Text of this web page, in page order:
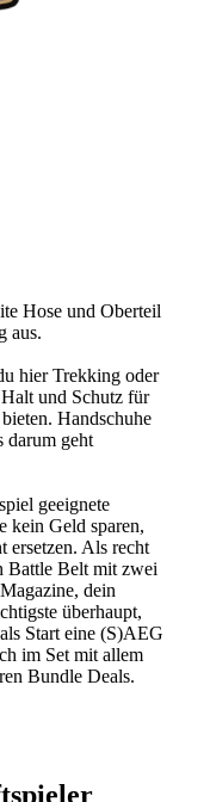
Hose und Oberteil
aus.
hier Trekking oder
und Schutz für
Handschuhe
darum geht
geeignete
kein Geld sparen,
ersetzen. Als recht
Battle Belt mit zwei
dein
überhaupt,
Start eine (S)AEG
im Set mit allem
Bundle Deals.